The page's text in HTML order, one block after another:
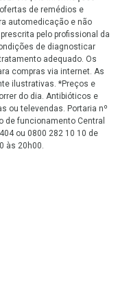
de remédios e
automedicação e não
pelo profissional da
de diagnosticar
adequado. Os
compras via internet. As
ilustrativas. *Preços e
do dia. Antibióticos e
ou televendas. Portaria nº
de funcionamento Central
ou 0800 282 10 10 de
às 20h00.